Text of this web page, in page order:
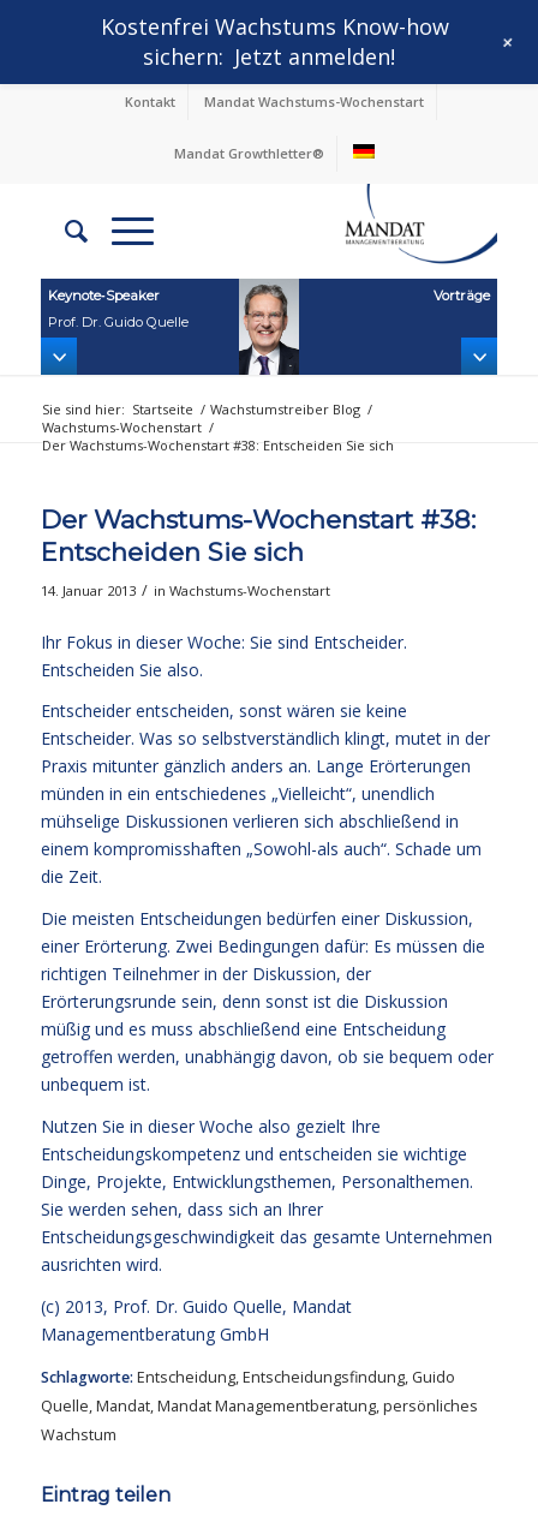
Kontakt Mandat Wachstums-Wochenstart
Mandat Growthletter®
Keynote‑Speaker
Prof. Dr. Guido Quelle
Vorträge
Sie sind hier: Startseite / Wachstumstreiber Blog /
Wachstums-Wochenstart /
Der Wachstums-Wochenstart #38: Entscheiden Sie sich
Der Wachstums-Wochenstart #38:
Entscheiden Sie sich
14. Januar 2013 / in Wachstums-Wochenstart
Ihr Fokus in dieser Woche: Sie sind Entscheider.
Entscheiden Sie also.
Entscheider entscheiden, sonst wären sie keine
Entscheider. Was so selbstverständlich klingt, mutet in der
Praxis mitunter gänzlich anders an. Lange Erörterungen
münden in ein entschiedenes „Vielleicht“, unendlich
mühselige Diskussionen verlieren sich abschließend in
einem kompromisshaften „Sowohl-als auch“. Schade um
die Zeit.
Die meisten Entscheidungen bedürfen einer Diskussion,
einer Erörterung. Zwei Bedingungen dafür: Es müssen die
richtigen Teilnehmer in der Diskussion, der
Erörterungsrunde sein, denn sonst ist die Diskussion
müßig und es muss abschließend eine Entscheidung
getroffen werden, unabhängig davon, ob sie bequem oder
unbequem ist.
Nutzen Sie in dieser Woche also gezielt Ihre
Entscheidungskompetenz und entscheiden sie wichtige
Dinge, Projekte, Entwicklungsthemen, Personalthemen.
Sie werden sehen, dass sich an Ihrer
Entscheidungsgeschwindigkeit das gesamte Unternehmen
ausrichten wird.
(c) 2013, Prof. Dr. Guido Quelle, Mandat
Managementberatung GmbH
Schlagworte: Entscheidung,Entscheidungsfindung, Guido
Quelle,Mandat,Mandat Managementberatung,persönliches
Wachstum
Eintrag teilen
Kostenfrei Wachstums Know-how
sichern: Jetzt anmelden! +